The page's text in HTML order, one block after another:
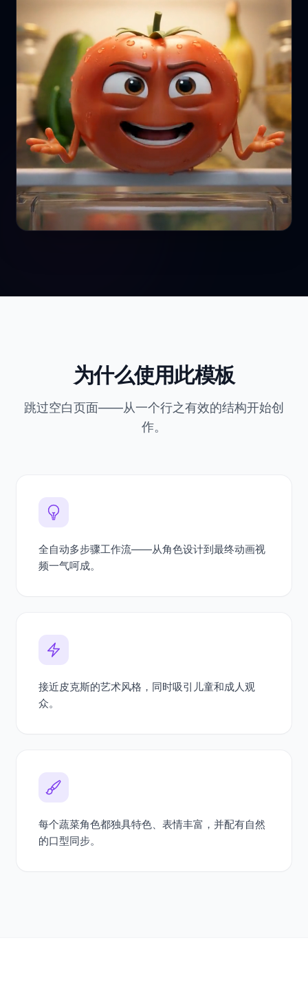
为什么使用此模板
跳过空白页面——从一个行之有效的结构开始创
作。
全自动多步骤工作流——从角色设计到最终动画视
频一气呵成。
接近皮克斯的艺术风格，同时吸引儿童和成人观
众。
每个蔬菜角色都独具特色、表情丰富，并配有自然
的口型同步。